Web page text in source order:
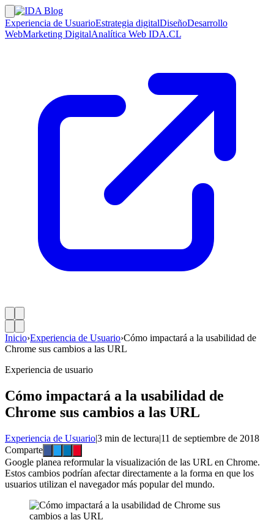
Experiencia de UsuarioEstrategia digitalDiseñoDesarrollo
WebMarketing DigitalAnalítica Web IDA.CL
Inicio›Experiencia de Usuario›Cómo impactará a la usabilidad de
Chrome sus cambios a las URL
Experiencia de usuario
Cómo impactará a la usabilidad de
Chrome sus cambios a las URL
Experiencia de Usuario|3 min de lectura|11 de septiembre de 2018
Comparte
Google planea reformular la visualización de las URL en Chrome.
Estos cambios podrían afectar directamente a la forma en que los
usuarios utilizan el navegador más popular del mundo.